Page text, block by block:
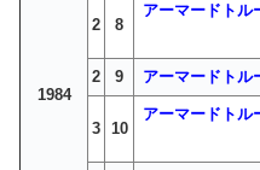
1984
2 8
アーマードトル
2 9 アーマードトル
3 10
アーマードトル